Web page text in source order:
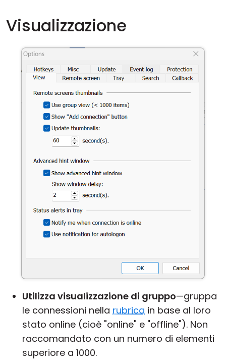
Visualizzazione
Utilizza visualizzazione di gruppo—gruppa
le connessioni nella rubrica in base al loro
stato online (cioè "online" e "offline"). Non
raccomandato con un numero di elementi
superiore a 1000.